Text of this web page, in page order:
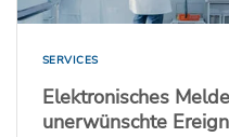
SERVICES
Elektronisches
unerwünschte